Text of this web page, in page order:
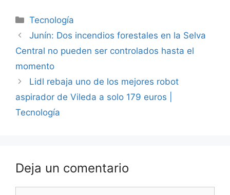
Categorías
Tecnología
Junín: Dos incendios forestales en la Selva
Central no pueden ser controlados hasta el
momento
Lidl rebaja uno de los mejores robot
aspirador de Vileda a solo 179 euros |
Tecnología
Deja un comentario